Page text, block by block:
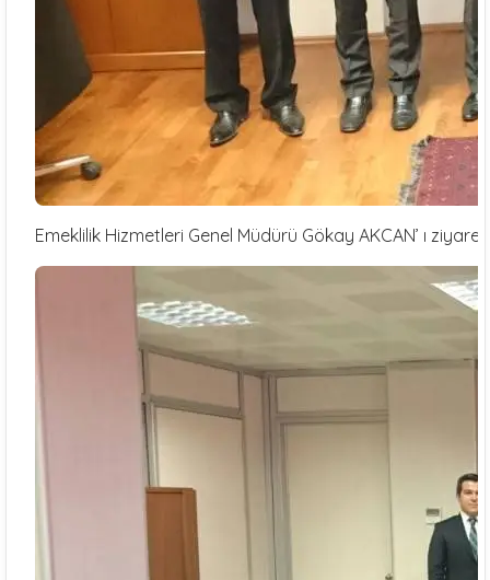
Emeklilik Hizmetleri Genel Müdürü Gökay AKCAN’ ı ziyaret.